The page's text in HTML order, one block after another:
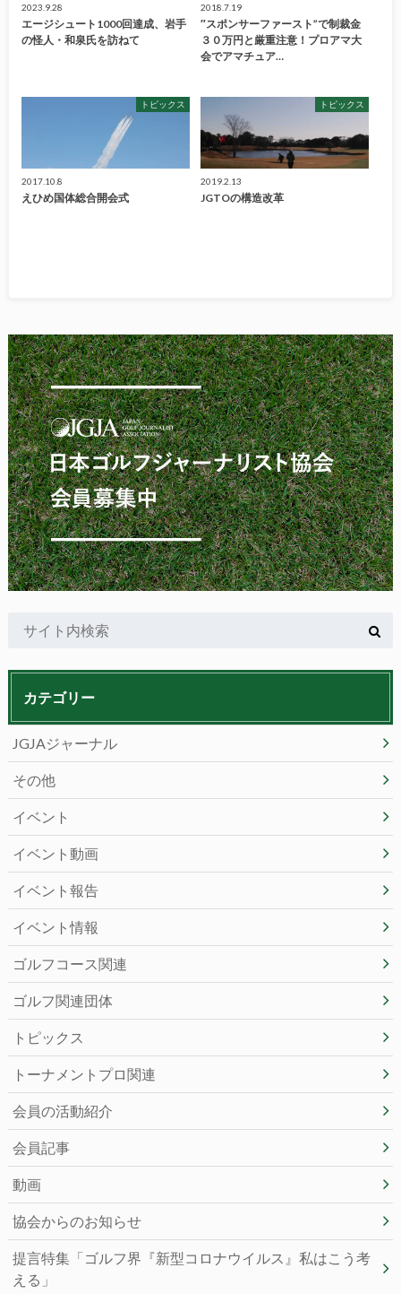
2023.9.28
エージシュート1000回達成、岩手
の怪人・和泉氏を訪ねて
2018.7.19
″スポンサーファースト”で制裁金
３０万円と厳重注意！プロアマ大
会でアマチュア…
トピックス
2017.10.8
えひめ国体総合開会式
トピックス
2019.2.13
JGTOの構造改革
カテゴリー
JGJAジャーナル
その他
イベント
イベント動画
イベント報告
イベント情報
ゴルフコース関連
ゴルフ関連団体
トピックス
トーナメントプロ関連
会員の活動紹介
会員記事
動画
協会からのお知らせ
提言特集「ゴルフ界『新型コロナウイルス』私はこう考
える」